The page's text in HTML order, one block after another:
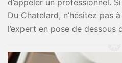
d’appeler un professionnel.
Du Chatelard, n’hésitez pas
l’expert en pose de dessous